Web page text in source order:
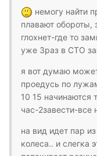
немогу найти
плавают обороты,
глохнет-где то
уже 3раз в СТО
я вот думаю
проедусь по
10 15 начинаются
час-2завести-все
на вид идет пар
колеса.. и слегка